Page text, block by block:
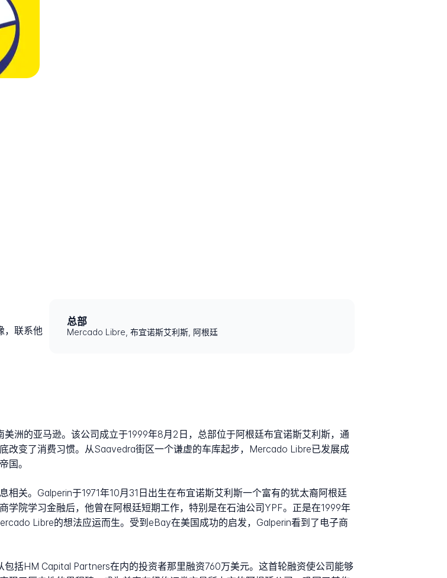
，联系他
总部
Mercado Libre, 布宜诺斯艾利斯, 阿根廷
洲的亚马逊。该公司成立于1999年8月2日，总部位于阿根廷布宜诺斯艾利斯，通
改变了消费习惯。从Saavedra街区一个谦虚的车库起步，Mercado Libre已发展成
国。
关。Galperin于1971年10月31日出生在布宜诺斯艾利斯一个富有的犹太裔阿根廷
学院学习金融后，他曾在阿根廷短期工作，特别是在石油公司YPF。正是在1999年
Libre的想法应运而生。受到eBay在美国成功的启发，Galperin看到了电子商
括HM Capital Partners在内的投资者那里融资760万美元。这首轮融资使公司能够